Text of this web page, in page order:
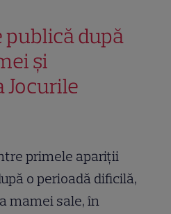
publică după
și
Jocurile
primele apariții
o perioadă dificilă,
mamei sale, în